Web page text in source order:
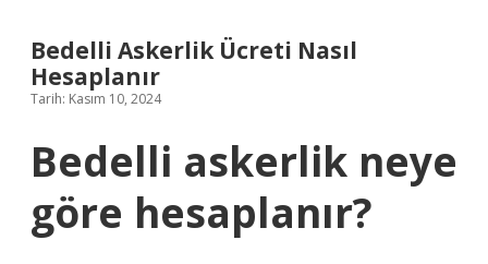
Bedelli Askerlik Ücreti Nasıl
Hesaplanır
Tarih: Kasım 10, 2024
Bedelli askerlik neye
göre hesaplanır?